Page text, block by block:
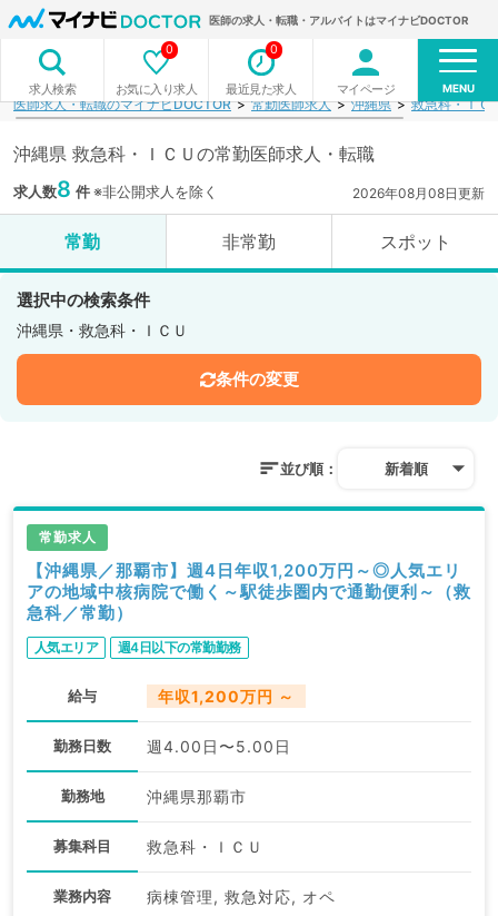
医師の求人・転職・アルバイトはマイナビDOCTOR
求人検索 お気に入り求人
0
最近見た求人
0
マイページ MENU
医師求人・転職のマイナビDOCTOR 常勤医師求人 沖縄県 救急科・ＩＣ
沖縄県 救急科・ＩＣＵの常勤医師求人・転職
求人数8 件※非公開求人を除く 2026年08月08日更新
常勤 非常勤 スポット
選択中の検索条件
沖縄県・救急科・ＩＣＵ
条件の変更
並び順： 新着順
常勤求人
【沖縄県／那覇市】週4日年収1,200万円～◎人気エリ
アの地域中核病院で働く～駅徒歩圏内で通勤便利～（救
急科／常勤）
人気エリア 週4日以下の常勤勤務
給与 年収1,200万円 ～
勤務日数 週4.00日〜5.00日
勤務地 沖縄県那覇市
募集科目 救急科・ＩＣＵ
業務内容 病棟管理, 救急対応, オペ